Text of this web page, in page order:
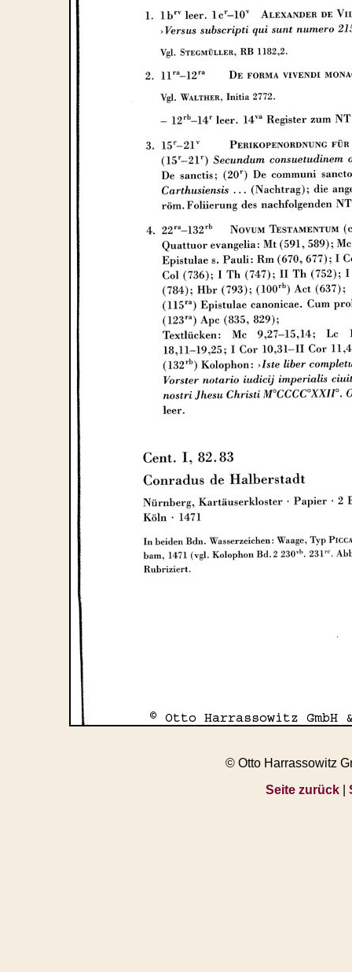
© Otto Harrassowitz
Seite zurück|